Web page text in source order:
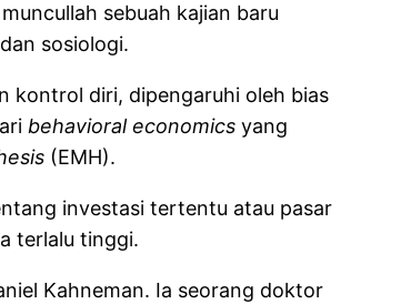
sebuah kajian baru
sosiologi.
kontrol diri, dipengaruhi oleh bias
behavioral economics yang
(EMH).
investasi tertentu atau pasar
terlalu tinggi.
Kahneman. Ia seorang doktor